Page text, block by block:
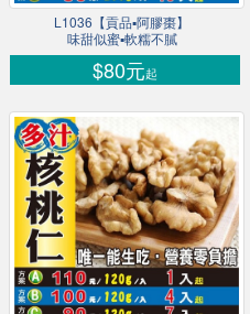
L1036【貢品▪阿膠棗】
味甜似蜜▪軟糯不膩
$80元起